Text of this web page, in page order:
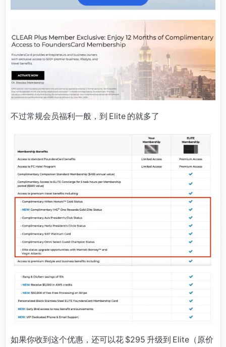
不过常规会员福利一般，到 Elite 的就多了
如果你收到这个优惠，还可以花 $295 升级到 Elite（原价